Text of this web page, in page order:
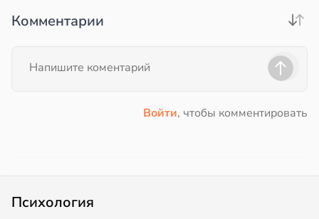
Комментарии
Войти, чтобы комментировать
Психология